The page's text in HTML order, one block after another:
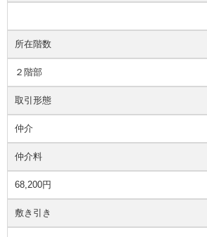
所在階数
２階部
取引形態
仲介
仲介料
68,200円
敷き引き